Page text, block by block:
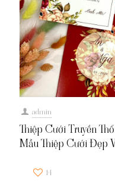
admin
Thiệp Cưới Truyền
Mẫu Thiệp Cưới Đẹp
14